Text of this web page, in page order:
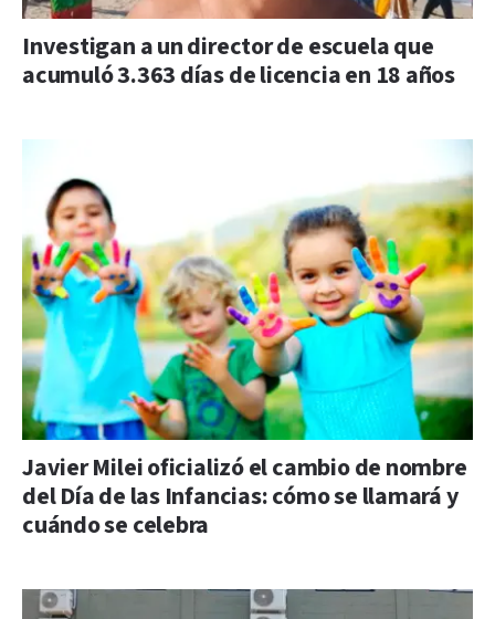
Investigan a un director de escuela que
acumuló 3.363 días de licencia en 18 años
Javier Milei oficializó el cambio de nombre
del Día de las Infancias: cómo se llamará y
cuándo se celebra